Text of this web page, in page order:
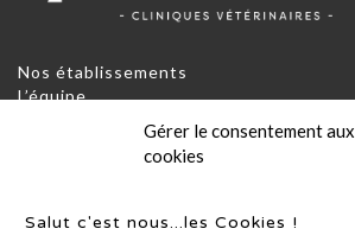
Gérer le consentement aux
cookies
Salut c'est nous...les Cookies !
Nos établissements
L’équipe
RGPD et Politique de confidentialité
Conditions générales d’utilisation
Mentions légales